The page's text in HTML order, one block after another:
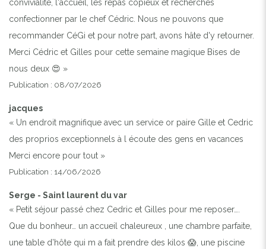
convivialité, l'accueil, les repas copieux et recherchés
confectionner par le chef Cédric. Nous ne pouvons que
recommander CéGi et pour notre part, avons hâte d'y retourner.
Merci Cédric et Gilles pour cette semaine magique Bises de
nous deux 😍 »
Publication : 08/07/2026
jacques
« Un endroit magnifique avec un service or paire Gille et Cedric
des proprios exceptionnels à l écoute des gens en vacances
Merci encore pour tout »
Publication : 14/06/2026
Serge - Saint laurent du var
« Petit séjour passé chez Cedric et Gilles pour me reposer….
Que du bonheur… un accueil chaleureux , une chambre parfaite,
une table d’hôte qui m a fait prendre des kilos 😱, une piscine